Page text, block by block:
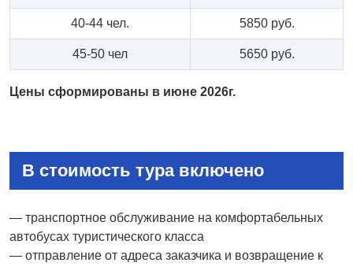
40-44 чел. 5850 руб.
45-50 чел 5650 руб.
Цены сформированы в июне 2026г.
В стоимость тура включено
— транспортное обслуживание на комфортабельных
автобусах туристического класса
— отправление от адреса заказчика и возвращение к